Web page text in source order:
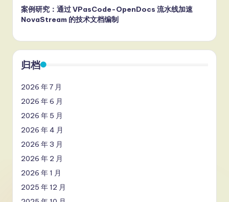
案例研究：通过 VPasCode-OpenDocs 流水线加速
NovaStream 的技术文档编制
归档
2026 年 7 月
2026 年 6 月
2026 年 5 月
2026 年 4 月
2026 年 3 月
2026 年 2 月
2026 年 1 月
2025 年 12 月